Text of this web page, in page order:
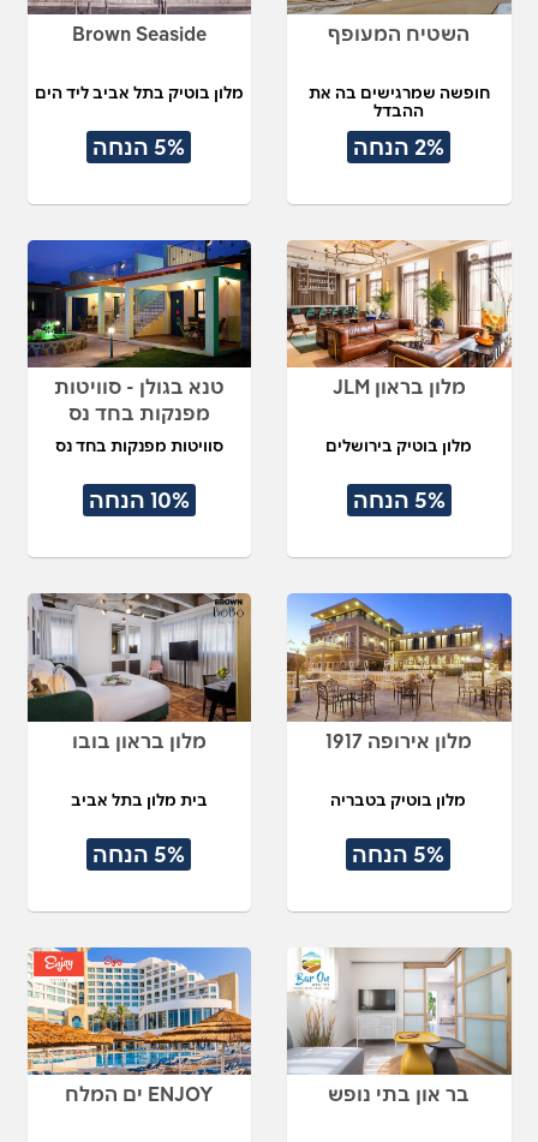
השטיח המעופף
חופשה שמרגישים בה את
ההבדל
2% הנחה
Brown Seaside
מלון בוטיק בתל אביב ליד הים
5% הנחה
מלון בראון JLM
מלון בוטיק בירושלים
5% הנחה
טנא בגולן - סוויטות
מפנקות בחד נס
סוויטות מפנקות בחד נס
10% הנחה
מלון אירופה 1917
מלון בוטיק בטבריה
5% הנחה
מלון בראון בובו
בית מלון בתל אביב
5% הנחה
בר און בתי נופש ENJOY ים המלח